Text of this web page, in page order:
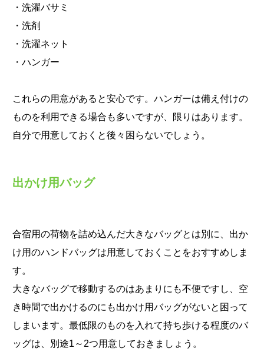
・洗濯バサミ
・洗剤
・洗濯ネット
・ハンガー
これらの用意があると安心です。ハンガーは備え付けの
ものを利用できる場合も多いですが、限りはあります。
自分で用意しておくと後々困らないでしょう。
出かけ用バッグ
合宿用の荷物を詰め込んだ大きなバッグとは別に、出か
け用のハンドバッグは用意しておくことをおすすめしま
す。
大きなバッグで移動するのはあまりにも不便ですし、空
き時間で出かけるのにも出かけ用バッグがないと困って
しまいます。最低限のものを入れて持ち歩ける程度のバ
ッグは、別途1～2つ用意しておきましょう。